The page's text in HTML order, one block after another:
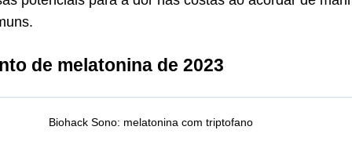
de melatonina de 2023
Biohack Sono: melatonina com triptofano